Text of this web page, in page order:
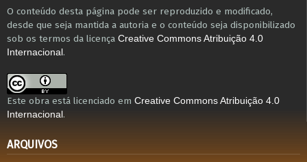
O conteúdo desta página pode ser reproduzido e modificado,
desde que seja mantida a autoria e o conteúdo seja disponibilizado
sob os termos da licença Creative Commons Atribuição 4.0
Internacional .
Este obra está licenciado em Creative Commons Atribuição 4.0
Internacional .
ARQUIVOS